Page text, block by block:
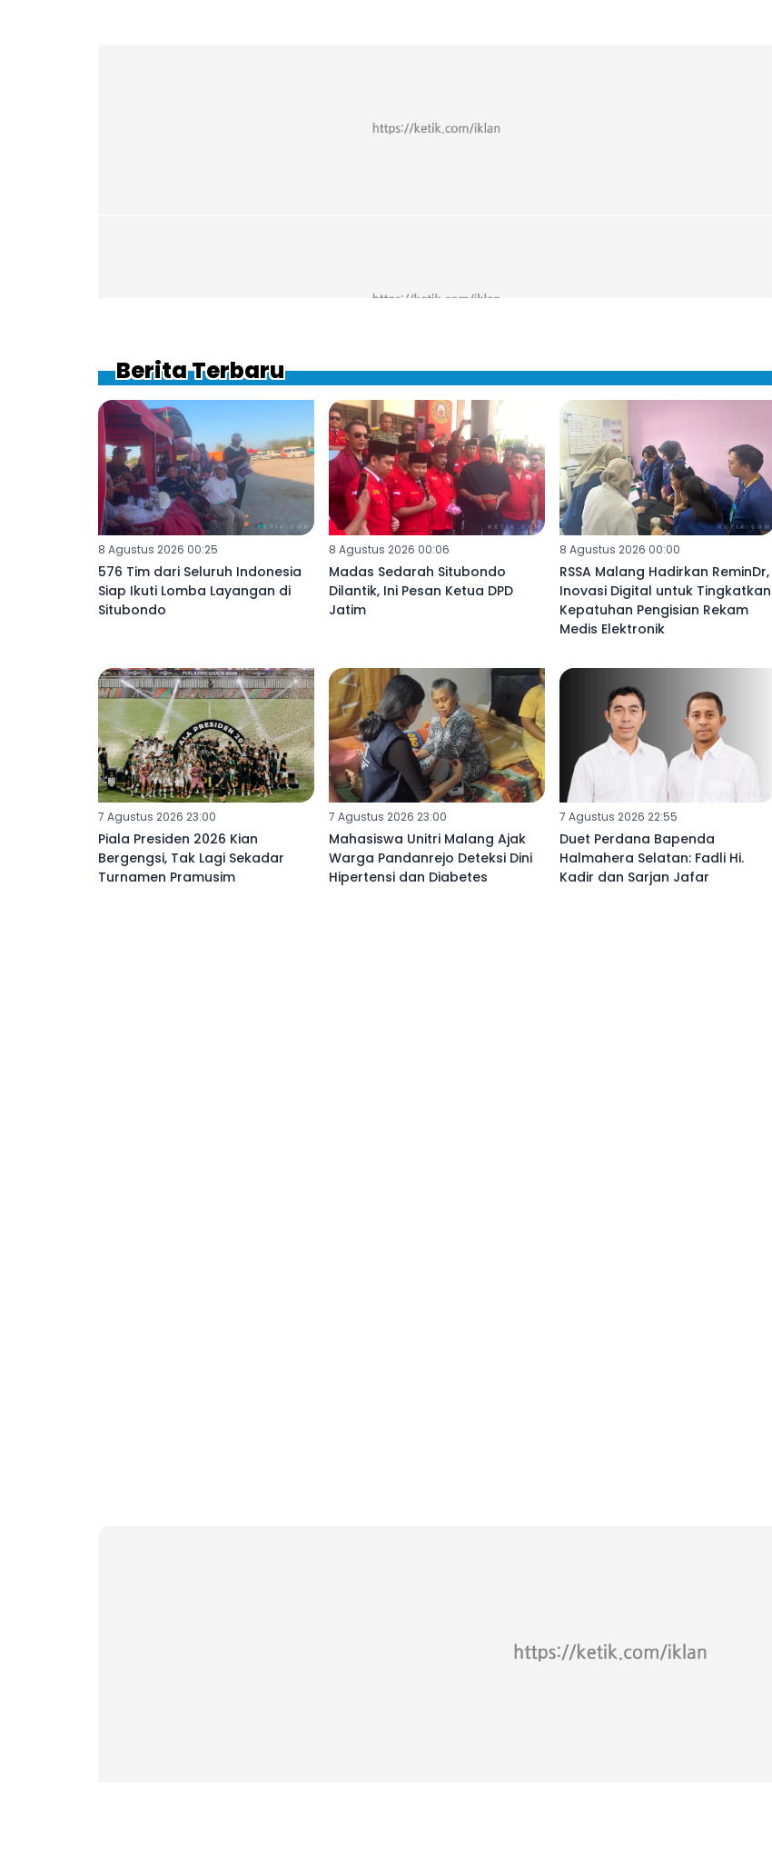
Berita Terbaru
8 Agustus 2026 00:25
576 Tim dari Seluruh Indonesia
Siap Ikuti Lomba Layangan di
Situbondo
8 Agustus 2026 00:06
Madas Sedarah Situbondo
Dilantik, Ini Pesan Ketua DPD
Jatim
8 Agustus 2026 00:00
RSSA Malang Hadirkan ReminDr,
Inovasi Digital untuk Tingkatkan
Kepatuhan Pengisian Rekam
Medis Elektronik
7 Agustus 2026 23:00
Piala Presiden 2026 Kian
Bergengsi, Tak Lagi Sekadar
Turnamen Pramusim
7 Agustus 2026 23:00
Mahasiswa Unitri Malang Ajak
Warga Pandanrejo Deteksi Dini
Hipertensi dan Diabetes
7 Agustus 2026 22:55
Duet Perdana Bapenda
Halmahera Selatan: Fadli Hi.
Kadir dan Sarjan Jafar